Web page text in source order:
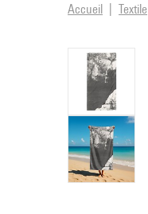
Accueil Textile